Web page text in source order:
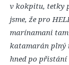
v kokpitu, tetky
jsme, že pro
marínamani
katamarán plný
hned po